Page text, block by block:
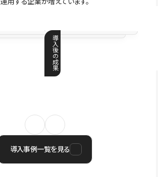
導
入
後
の
成
果
導入事例一覧を見る